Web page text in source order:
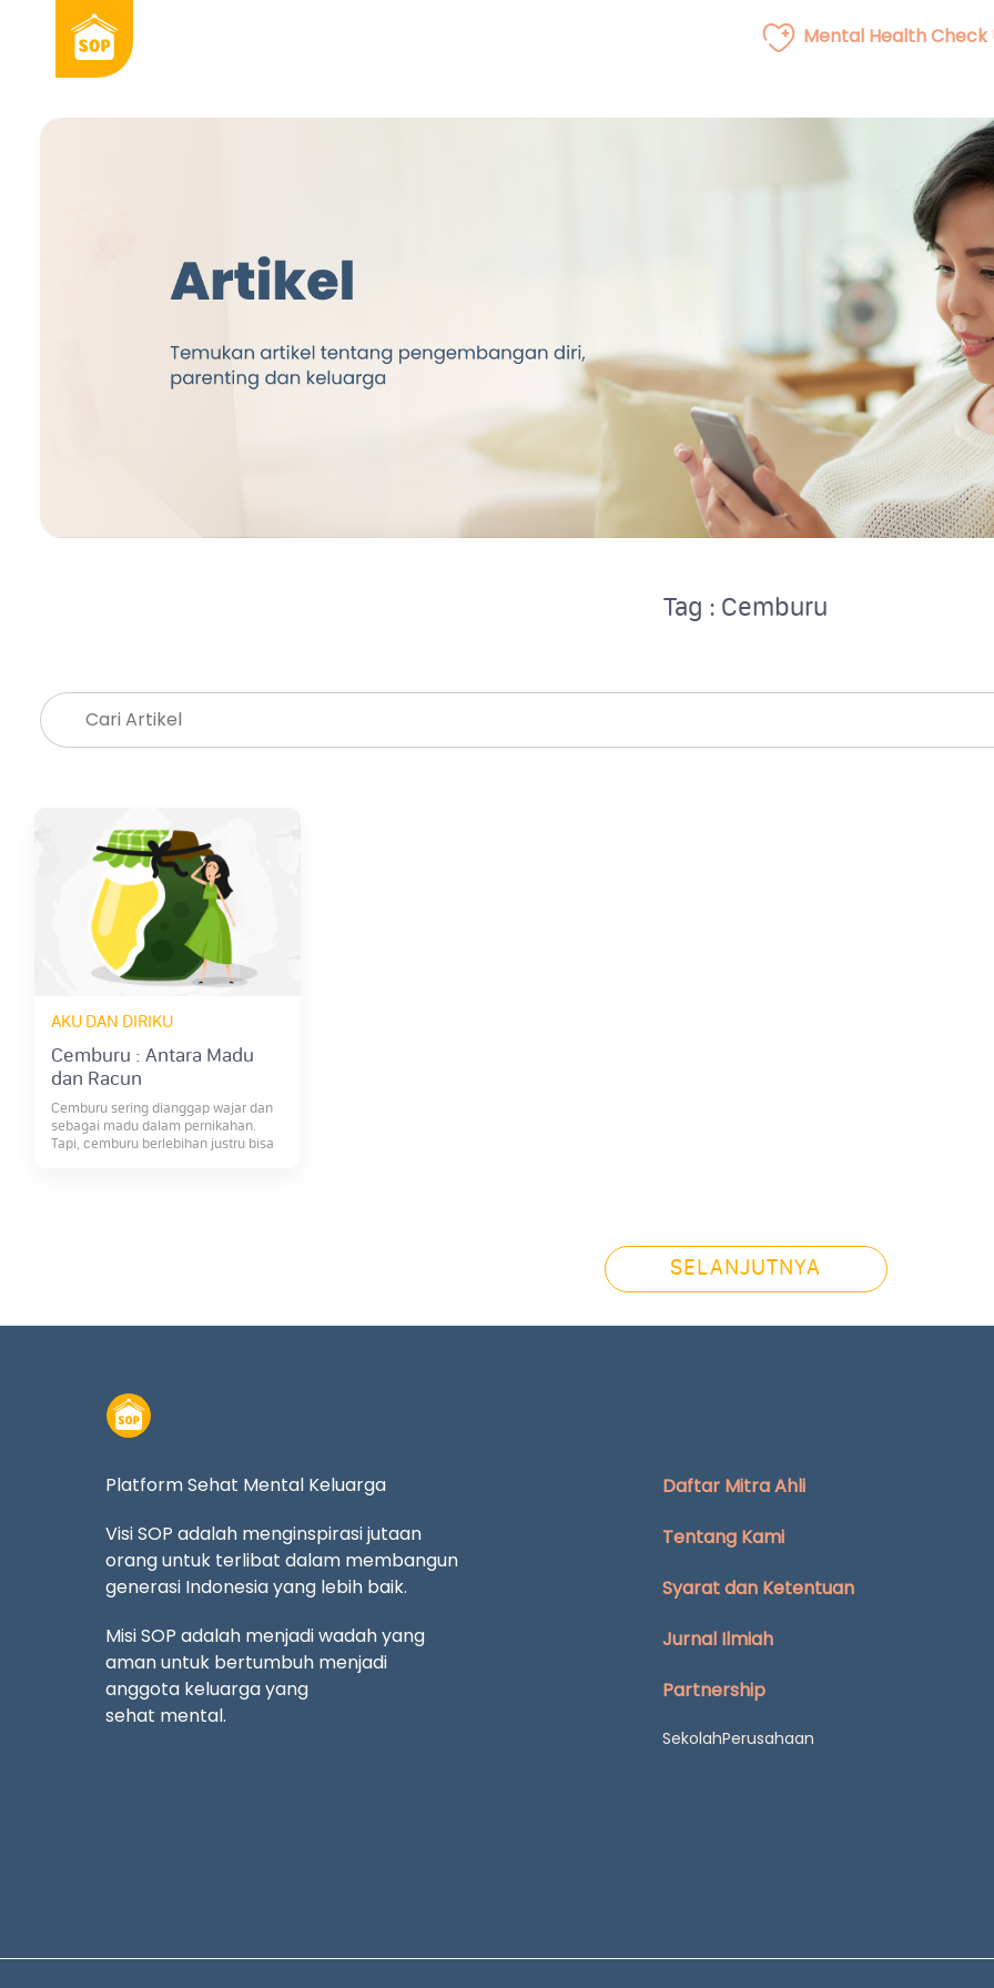
Mental Health Check
Tag : Cemburu
AKU DAN DIRIKU
Cemburu : Antara Madu
dan Racun
Cemburu sering dianggap wajar dan
sebagai madu dalam pernikahan.
Tapi, cemburu berlebihan justru bisa
SELANJUTNYA
Platform Sehat Mental Keluarga
Visi SOP adalah menginspirasi jutaan
orang untuk terlibat dalam membangun
generasi Indonesia yang lebih baik.
Misi SOP adalah menjadi wadah yang
aman untuk bertumbuh menjadi
anggota keluarga yang
sehat mental.
Daftar Mitra Ahli
Tentang Kami
Syarat dan Ketentuan
Jurnal Ilmiah
Partnership
SekolahPerusahaan